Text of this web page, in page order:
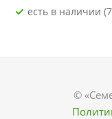
Есть в наличии
©